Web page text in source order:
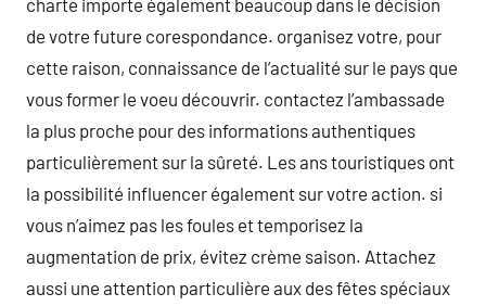
charte importe également beaucoup dans le décision
de votre future corespondance. organisez votre, pour
cette raison, connaissance de l’actualité sur le pays que
vous former le voeu découvrir. contactez l’ambassade
la plus proche pour des informations authentiques
particulièrement sur la sûreté. Les ans touristiques ont
la possibilité influencer également sur votre action. si
vous n’aimez pas les foules et temporisez la
augmentation de prix, évitez crème saison. Attachez
aussi une attention particulière aux des fêtes spéciaux